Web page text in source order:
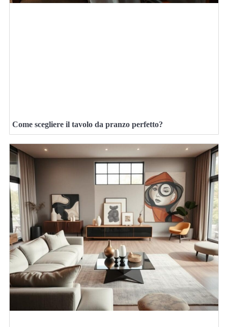
Come scegliere il tavolo da pranzo perfetto?